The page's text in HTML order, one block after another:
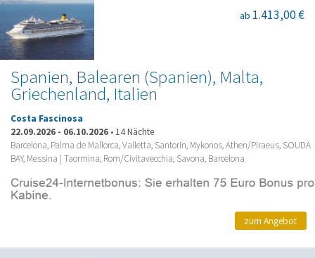
Spanien, Balearen (Spanien), Malta,
Griechenland, Italien
ab 1.413,00 €
Costa Fascinosa
22.09.2026 - 06.10.2026 • 14 Nächte
Barcelona, Palma de Mallorca, Valletta, Santorin, Mykonos, Athen/Piraeus, SOUDA
BAY, Messina | Taormina, Rom/Civitavecchia, Savona, Barcelona
zum Angebot